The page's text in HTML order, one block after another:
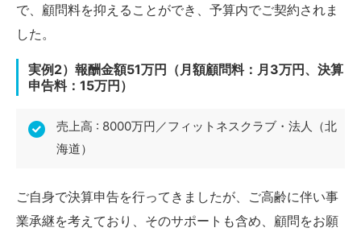
で、顧問料を抑えることができ、予算内でご契約されま
した。
実例2）報酬金額51万円（月額顧問料：月3万円、決算
申告料：15万円）
売上高 : 8000万円／フィットネスクラブ・法人（北
海道）
ご自身で決算申告を行ってきましたが、ご高齢に伴い事
業承継を考えており、そのサポートも含め、顧問をお願